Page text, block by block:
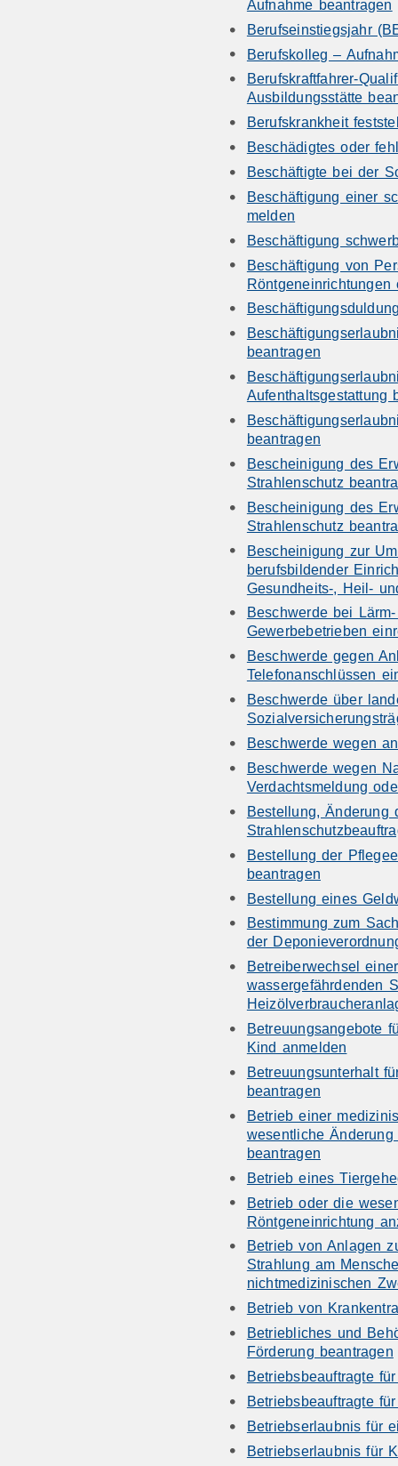
Aufnahme beantragen
Berufseinstiegsjahr
Berufskolleg –
Berufskraftfahrer-
Ausbildungsstätte
Berufskrankheit
Beschädigtes oder
Beschäftigte bei der
Beschäftigung einer
melden
Beschäftigung
Beschäftigung von
beantragen
Aufenthaltsgestattung
beantragen
Bescheinigung des
Strahlenschutz
Bescheinigung des
Strahlenschutz
Bescheinigung zur
berufsbildender
Gesundheits-, Heil-
Beschwerde bei
Gewerbebetrieben
Beschwerde gegen
Telefonanschlüssen
Beschwerde über
Beschwerde wegen
Beschwerde wegen
Verdachtsmeldung
Bestellung, Änderung
Bestellung der
beantragen
Bestellung eines
Bestimmung zum
der
Betreiberwechsel
wassergefährdenden
Betreuungsangebote
Kind anmelden
Betreuungsunterhalt
beantragen
Betrieb einer
wesentliche
beantragen
Betrieb eines
Betrieb oder die
Röntgeneinrichtung
Betrieb von Anlagen
Strahlung am
nichtmedizinischen
Betrieb von
Betriebliches und
Förderung beantragen
Betriebsbeauftragte
Betriebsbeauftragte
Betriebserlaubnis für
Betriebserlaubnis für